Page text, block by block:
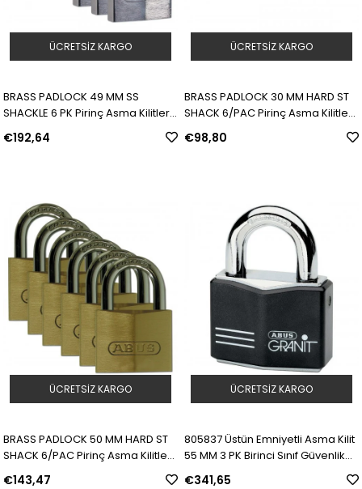
BRASS PADLOCK 49 MM SS
SHACKLE 6 PK Pirinç Asma Kilitler |
Model: 805830 | SKU: Y462657
€192,64
ÜCRETSIZ KARGO
BRASS PADLOCK 30 MM HARD ST
SHACK 6/PAC Pirinç Asma Kilitler |
Model: 805831 | SKU: Y462658
€98,80
ÜCRETSIZ KARGO
BRASS PADLOCK 50 MM HARD ST
SHACK 6/PAC Pirinç Asma Kilitler |
€143,47
ÜCRETSIZ KARGO
805837 Üstün Emniyetli Asma Kilit
55 MM 3 PK Birinci Sınıf Güvenlik
€341,65
ÜCRETSIZ KARGO